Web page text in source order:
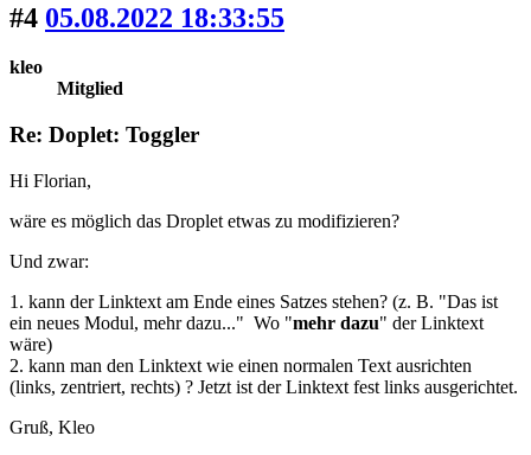
#4 05.08.2022 18:33:55
kleo
Mitglied
Re: Doplet: Toggler
Hi Florian,
wäre es möglich das Droplet etwas zu modifizieren?
Und zwar:
1. kann der Linktext am Ende eines Satzes stehen? (z. B. "Das ist
ein neues Modul, mehr dazu..." Wo "mehr dazu" der Linktext
wäre)
2. kann man den Linktext wie einen normalen Text ausrichten
(links, zentriert, rechts) ? Jetzt ist der Linktext fest links ausgerichtet.
Gruß, Kleo